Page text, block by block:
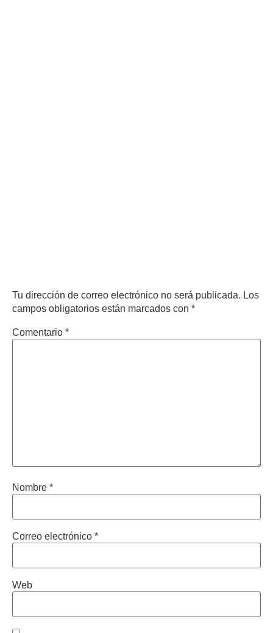
Tu dirección de correo electrónico no será publicada. Los
campos obligatorios están marcados con *
Comentario *
Nombre *
Correo electrónico *
Web